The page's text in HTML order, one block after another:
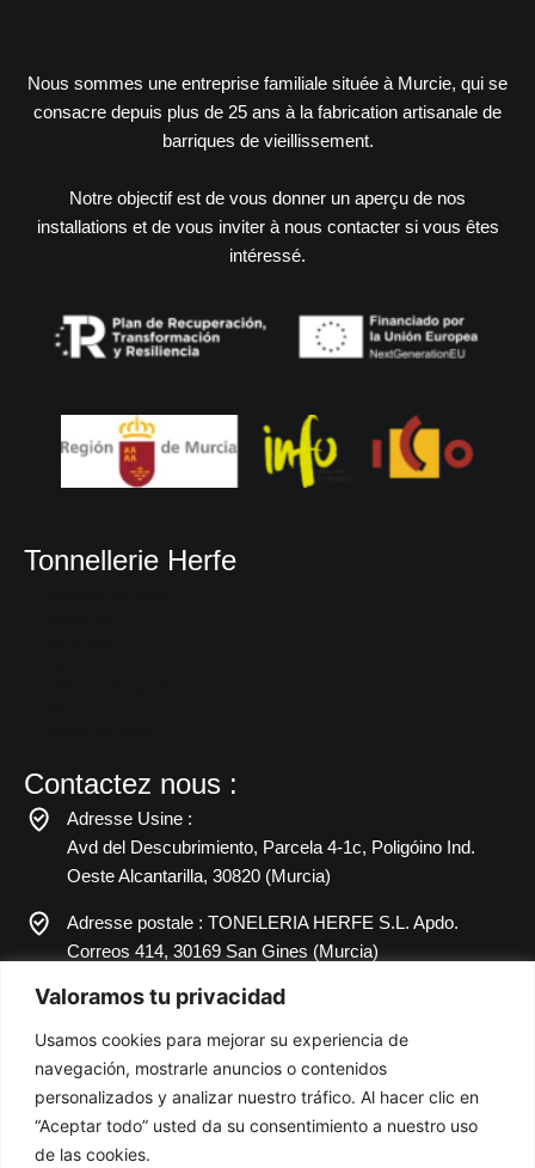
Valoramos tu privacidad
Usamos cookies para mejorar su experiencia de
navegación, mostrarle anuncios o contenidos
personalizados y analizar nuestro tráfico. Al hacer clic en
“Aceptar todo” usted da su consentimiento a nuestro uso
de las cookies.
Nous sommes une entreprise familiale située à Murcie, qui se
consacre depuis plus de 25 ans à la fabrication artisanale de
barriques de vieillissement.
Notre objectif est de vous donner un aperçu de nos
installations et de vous inviter à nous contacter si vous êtes
intéressé.
Tonnellerie Herfe
Contactez nous :
Adresse Usine :
Avd del Descubrimiento, Parcela 4-1c, Poligóino Ind.
Oeste Alcantarilla, 30820 (Murcia)
Adresse postale : TONELERIA HERFE S.L. Apdo.
Correos 414, 30169 San Gines (Murcia)
34 968 897 051
34 968 892 672
herfe@toneleriaherfe.com